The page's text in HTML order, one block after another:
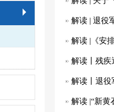
解读 | 退役
解读 |《安
解读丨残疾
解读丨退役
解读 |“新黄